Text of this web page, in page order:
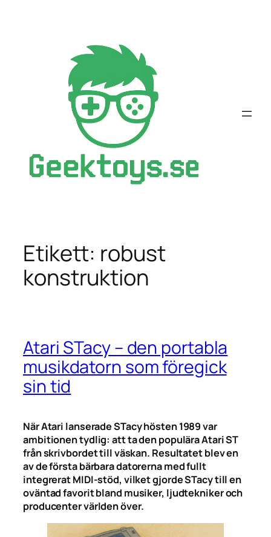
Etikett: robust
konstruktion
Atari STacy – den portabla
musikdatorn som föregick
sin tid
När Atari lanserade STacy hösten 1989 var
ambitionen tydlig: att ta den populära Atari ST
från skrivbordet till väskan. Resultatet blev en
av de första bärbara datorerna med fullt
integrerat MIDI-stöd, vilket gjorde STacy till en
oväntad favorit bland musiker, ljudtekniker och
producenter världen över.